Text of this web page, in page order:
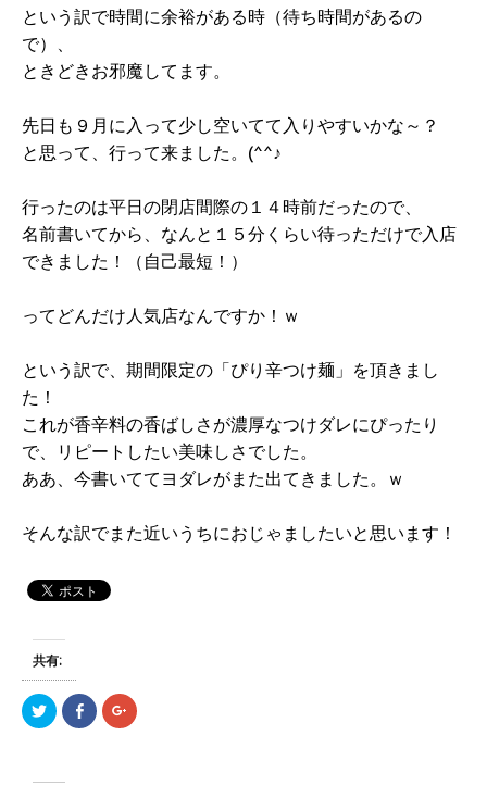
という訳で時間に余裕がある時（待ち時間があるの
で）、
ときどきお邪魔してます。
先日も９月に入って少し空いてて入りやすいかな～？
と思って、行って来ました。(^^♪
行ったのは平日の閉店間際の１４時前だったので、
名前書いてから、なんと１５分くらい待っただけで入店
できました！（自己最短！）
ってどんだけ人気店なんですか！ｗ
という訳で、期間限定の「ぴり辛つけ麺」を頂きまし
た！
これが香辛料の香ばしさが濃厚なつけダレにぴったり
で、リピートしたい美味しさでした。
ああ、今書いててヨダレがまた出てきました。ｗ
そんな訳でまた近いうちにおじゃましたいと思います！
共有:
ク
リ
F
a
ク
リ